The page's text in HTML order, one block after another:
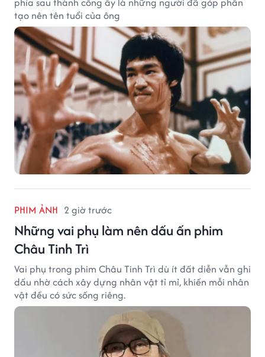
tạo nên tên tuổi của ông
PHIM ẢNH 2 giờ trước
Những vai phụ làm nên dấu ấn phim
Châu Tinh Trì
Vai phụ trong phim Châu Tinh Trì dù ít đất diễn vẫn ghi
dấu nhờ cách xây dựng nhân vật tỉ mỉ, khiến mỗi nhân
vật đều có sức sống riêng.